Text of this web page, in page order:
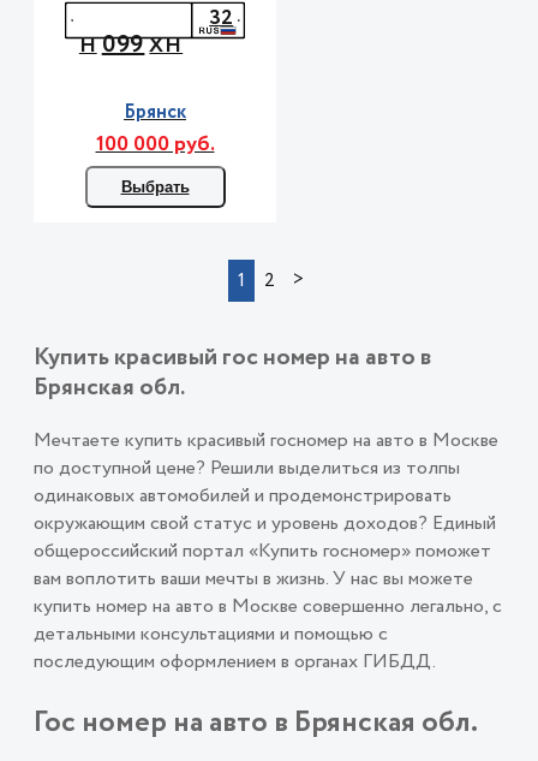
Н099ХН
32
Брянск
100 000 руб.
Выбрать
1 2 >
Купить красивый гос номер на авто в
Брянская обл.
Мечтаете купить красивый госномер на авто в Москве
по доступной цене? Решили выделиться из толпы
одинаковых автомобилей и продемонстрировать
окружающим свой статус и уровень доходов? Единый
общероссийский портал «Купить госномер» поможет
вам воплотить ваши мечты в жизнь. У нас вы можете
купить номер на авто в Москве совершенно легально, с
детальными консультациями и помощью с
последующим оформлением в органах ГИБДД.
Гос номер на авто в Брянская обл.